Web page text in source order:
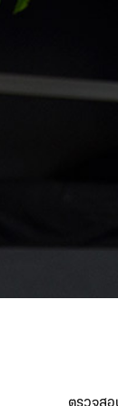
ตรวจส